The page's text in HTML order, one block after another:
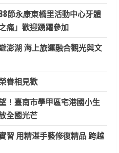
節永康東橋里活動中心牙體
痛」歡迎踴躍參加
澎湖 海上旅運融合觀光與文
眷相見歡
！臺南市學甲區宅港國小生
全國光芒
習 用精湛手藝修復精品 跨越